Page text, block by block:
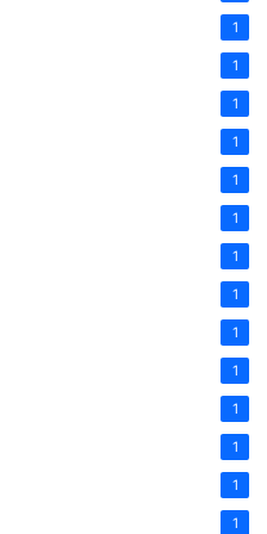
1
1
1
1
1
1
1
1
1
1
1
1
1
1